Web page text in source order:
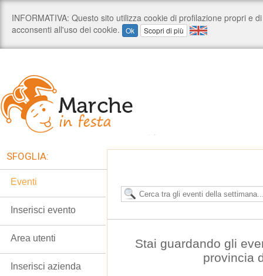
Stai guardando gli
provincia
SFOGLIA:
Eventi
Inserisci evento
Area utenti
Inserisci azienda